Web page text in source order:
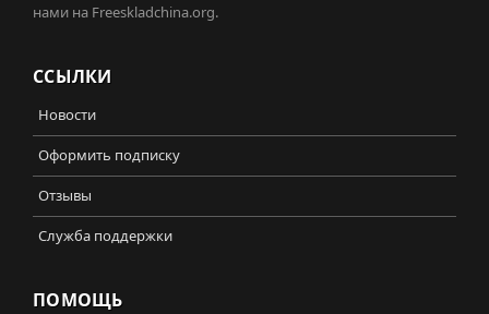
нами на Freeskladchina.org.
ССЫЛКИ
Новости
Оформить подписку
Отзывы
Служба поддержки
ПОМОЩЬ